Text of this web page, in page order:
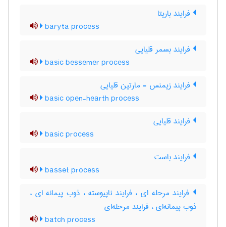
فرایند باریتا
baryta process
فرایند بسمر قلیایی
basic bessemer process
فرایند زیمنس - مارتین قلیایی
basic open-hearth process
فرایند قلیایی
basic process
فرایند باست
basset process
فرایند مرحله ای ، فرایند ناپیوسته ، ذوب پیمانه ای ،
ذوب پیمانه‌ای ، فرایند مرحله‌ای
batch process